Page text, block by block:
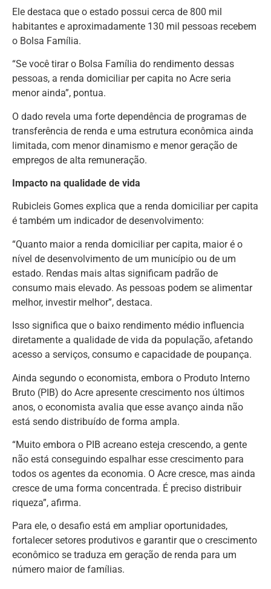
Ele destaca que o estado possui cerca de 800 mil
habitantes e aproximadamente 130 mil pessoas recebem
o Bolsa Família.
“Se você tirar o Bolsa Família do rendimento dessas
pessoas, a renda domiciliar per capita no Acre seria
menor ainda”, pontua.
O dado revela uma forte dependência de programas de
transferência de renda e uma estrutura econômica ainda
limitada, com menor dinamismo e menor geração de
empregos de alta remuneração.
Impacto na qualidade de vida
Rubicleis Gomes explica que a renda domiciliar per capita
é também um indicador de desenvolvimento:
“Quanto maior a renda domiciliar per capita, maior é o
nível de desenvolvimento de um município ou de um
estado. Rendas mais altas significam padrão de
consumo mais elevado. As pessoas podem se alimentar
melhor, investir melhor”, destaca.
Isso significa que o baixo rendimento médio influencia
diretamente a qualidade de vida da população, afetando
acesso a serviços, consumo e capacidade de poupança.
Ainda segundo o economista, embora o Produto Interno
Bruto (PIB) do Acre apresente crescimento nos últimos
anos, o economista avalia que esse avanço ainda não
está sendo distribuído de forma ampla.
“Muito embora o PIB acreano esteja crescendo, a gente
não está conseguindo espalhar esse crescimento para
todos os agentes da economia. O Acre cresce, mas ainda
cresce de uma forma concentrada. É preciso distribuir
riqueza”, afirma.
Para ele, o desafio está em ampliar oportunidades,
fortalecer setores produtivos e garantir que o crescimento
econômico se traduza em geração de renda para um
número maior de famílias.